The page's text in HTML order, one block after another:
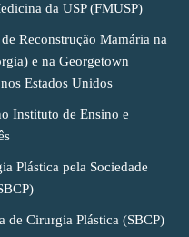
da USP (FMUSP)
Reconstrução Mamária na
e na Georgetown
Estados Unidos
Instituto de Ensino e
Plástica pela Sociedade
de Cirurgia Plástica (SBCP)